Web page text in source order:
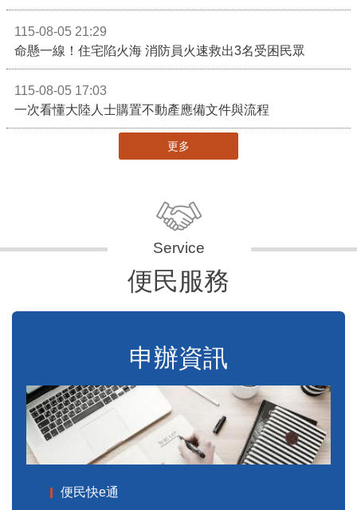
115-08-05 21:29
命懸一線！住宅陷火海 消防員火速救出3名受困民眾
115-08-05 17:03
一次看懂大陸人士購置不動產應備文件與流程
更多
便民服務
申辦資訊
便民快e通